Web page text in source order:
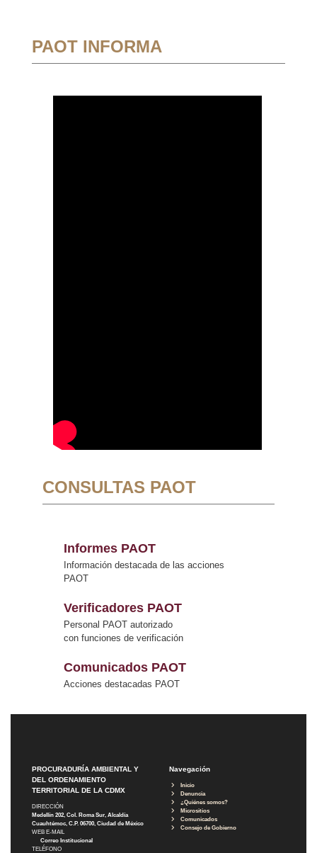
PAOT INFORMA
CONSULTAS PAOT
Informes PAOT
Información destacada de las acciones
PAOT
Verificadores PAOT
Personal PAOT autorizado
con funciones de verificación
Comunicados PAOT
Acciones destacadas PAOT
PROCURADURÍA AMBIENTAL Y
DEL ORDENAMIENTO
TERRITORIAL DE LA CDMX
DIRECCIÓN
Medellín 202, Col. Roma Sur, Alcaldía
Cuauhtémoc, C.P. 06700, Ciudad de México
WEB E-MAIL
Correo Institucional
TELÉFONO
Navegación
Inicio
Denuncia
¿Quiénes somos?
Micrositios
Comunicados
Consejo de Gobierno